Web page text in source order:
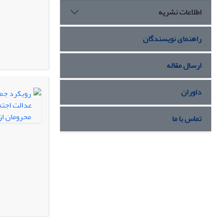
اطلاعات نشریه
راهنمای نویسندگان
ارسال مقاله
داوران
تماس با ما